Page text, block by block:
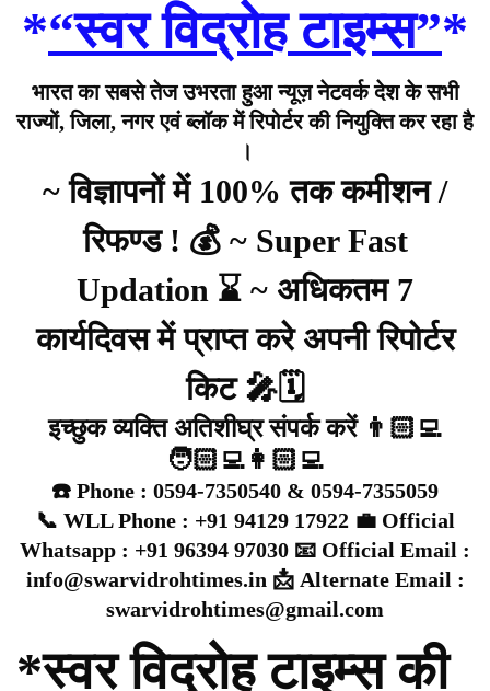
*“स्वर विद्रोह टाइम्स”*
भारत का सबसे तेज उभरता हुआ न्यूज़ नेटवर्क देश के सभी
राज्यों, जिला, नगर एवं ब्लॉक में रिपोर्टर की नियुक्ति कर रहा है
।
~ विज्ञापनों में 100% तक कमीशन /
रिफण्ड ! 💰 ~ Super Fast
Updation ⌛ ~ अधिकतम 7
कार्यदिवस में प्राप्त करे अपनी रिपोर्टर
किट 🎤🗓️
इच्छुक व्यक्ति अतिशीघ्र संपर्क करें 👨🏻‍💻
🧑🏻‍💻👩🏻‍💻
☎️ Phone : 0594-7350540 & 0594-7355059
📞 WLL Phone : +91 94129 17922 💼 Official
Whatsapp : +91 96394 97030 📧 Official Email :
info@swarvidrohtimes.in 📩 Alternate Email :
swarvidrohtimes@gmail.com
*स्वर विद्रोह टाइम्स की